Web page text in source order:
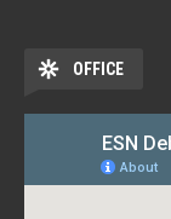
OFFICE